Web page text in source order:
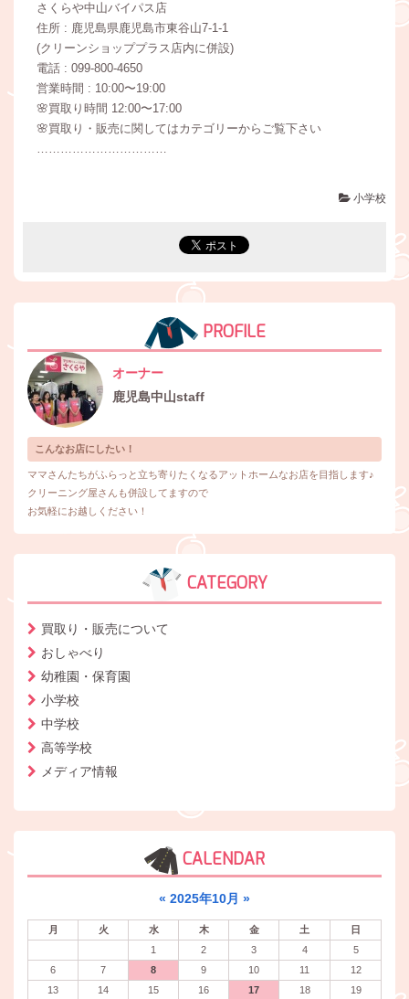
さくらや中山バイパス店
住所 : 鹿児島県鹿児島市東谷山7-1-1
(クリーンショッププラス店内に併設)
電話 : 099-800-4650
営業時間 : 10:00〜19:00
🌸買取り時間 12:00〜17:00
🌸買取り・販売に関してはカテゴリーからご覧下さい
……………………………
小学校
PROFILE
オーナー
鹿児島中山staff
こんなお店にしたい！
ママさんたちがふらっと立ち寄りたくなるアットホームなお店を目指します♪
クリーニング屋さんも併設してますので
お気軽にお越しください！
CATEGORY
買取り・販売について
おしゃべり
幼稚園・保育園
小学校
中学校
高等学校
メディア情報
CALENDAR
« 2025年10月 »
月 火 水 木 金 土
日
1
2 3 4
5
6
7 8 9 10 11
12
13
14 15 16 17 18
19